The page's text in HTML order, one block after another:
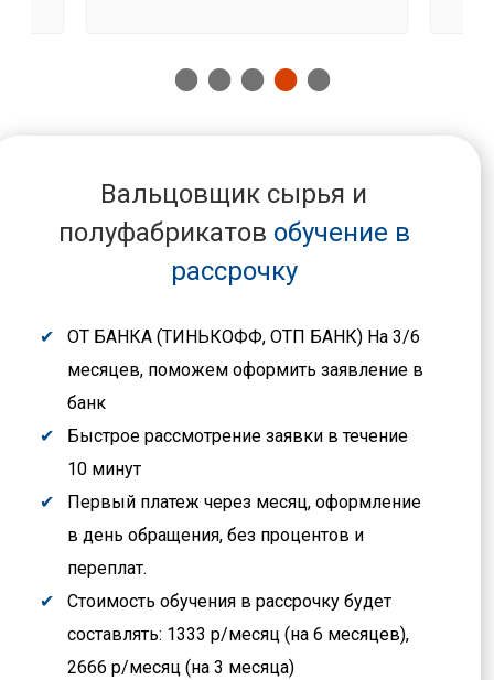
Вальцовщик сырья и
полуфабрикатов обучение в
рассрочку
ОТ БАНКА (ТИНЬКОФФ, ОТП БАНК) На 3/6
месяцев, поможем оформить заявление в
банк
Быстрое рассмотрение заявки в течение
10 минут
Первый платеж через месяц, оформление
в день обращения, без процентов и
переплат.
Стоимость обучения в рассрочку будет
составлять: 1333 р/месяц (на 6 месяцев),
2666 р/месяц (на 3 месяца)